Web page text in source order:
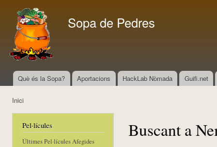
Sopa de Pedres
Menú principal
Què és la Sopa? Aportacions HackLab Nòmada Guifi.net
Inici
Pel·lícules
Últimes Pel·lícules Afegides
Buscant a